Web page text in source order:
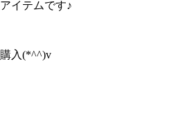
イテムです♪
入(*^^)v